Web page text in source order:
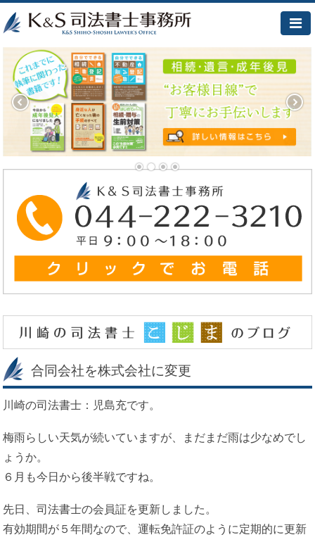
合同会社を株式会社に変更
川崎の司法書士：児島充です。
梅雨らしい天気が続いていますが、まだまだ雨は少なめでし
ょうか。
６月も今日から後半戦ですね。
先日、司法書士の会員証を更新しました。
有効期間が５年間なので、運転免許証のように定期的に更新